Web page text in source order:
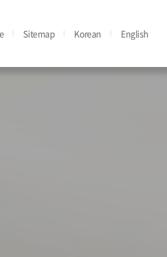
Sitemap Korean English